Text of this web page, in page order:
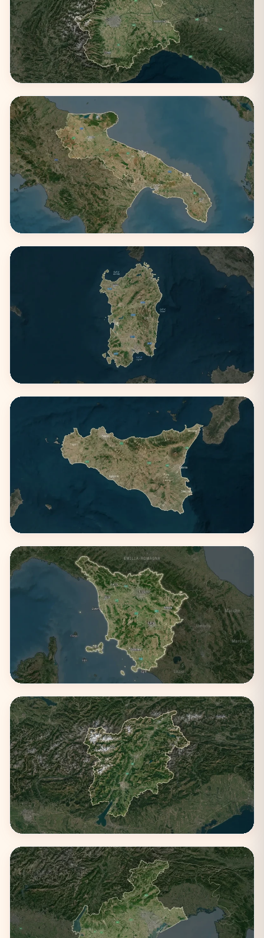
Piemonte
1 città
Sardegna
2 città
3 città
Toscana
3 città
Trentino-Alto Adige
1 città